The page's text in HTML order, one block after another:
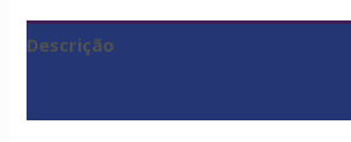
Descrição